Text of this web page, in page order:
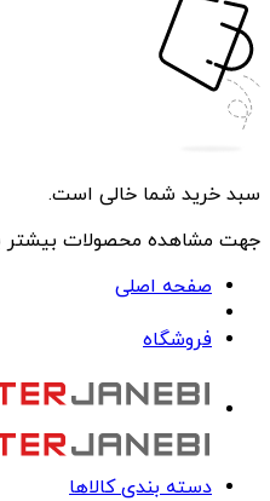
سبد خرید شما خالی است.
جهت مشاهده محصولات بیشتر
صفحه اصلی
فروشگاه
دسته بندی کالاها